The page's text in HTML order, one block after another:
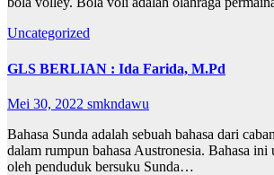
Uncategorized
GLS BERLIAN : Ida Farida, M.Pd
Mei 30, 2022 smkndawu
Bahasa Sunda adalah sebuah bahasa dari
dalam rumpun bahasa Austronesia. Bahasa
oleh penduduk bersuku Sunda…